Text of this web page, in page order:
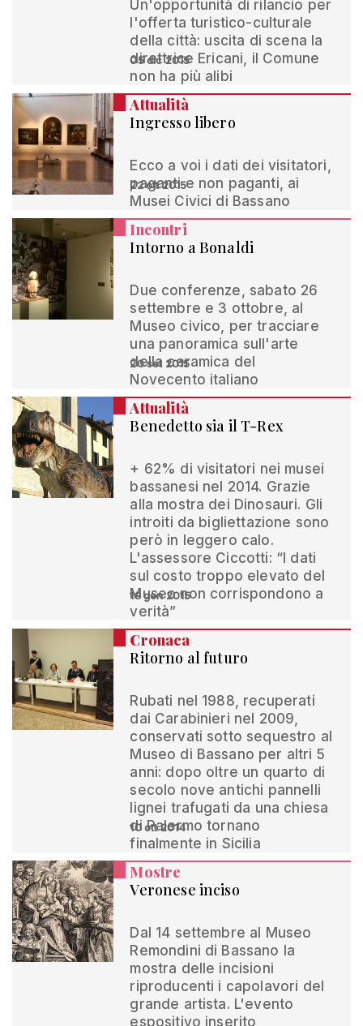
Un'opportunità di rilancio per
l'offerta turistico-culturale
della città: uscita di scena la
direttrice Ericani, il Comune
non ha più alibi
05 dic 2015
Attualità
Ingresso libero
Ecco a voi i dati dei visitatori,
paganti e non paganti, ai
Musei Civici di Bassano
22 ott 2015
Incontri
Intorno a Bonaldi
Due conferenze, sabato 26
settembre e 3 ottobre, al
Museo civico, per tracciare
una panoramica sull'arte
della ceramica del
Novecento italiano
20 set 2015
Attualità
Benedetto sia il T-Rex
+ 62% di visitatori nei musei
bassanesi nel 2014. Grazie
alla mostra dei Dinosauri. Gli
introiti da bigliettazione sono
però in leggero calo.
L'assessore Ciccotti: “I dati
sul costo troppo elevato del
Museo non corrispondono a
verità”
19 gen 2015
Cronaca
Ritorno al futuro
Rubati nel 1988, recuperati
dai Carabinieri nel 2009,
conservati sotto sequestro al
Museo di Bassano per altri 5
anni: dopo oltre un quarto di
secolo nove antichi pannelli
lignei trafugati da una chiesa
di Palermo tornano
finalmente in Sicilia
10 ott 2014
Mostre
Veronese inciso
Dal 14 settembre al Museo
Remondini di Bassano la
mostra delle incisioni
riproducenti i capolavori del
grande artista. L'evento
espositivo inserito